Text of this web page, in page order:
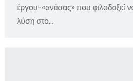
έργου-«ανάσας» που φιλοδοξεί
λύση στο…